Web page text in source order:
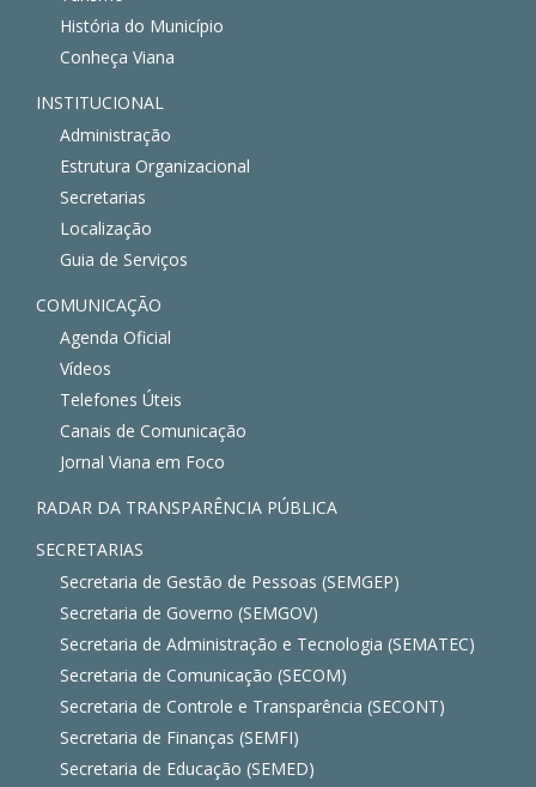
História do Município
Conheça Viana
INSTITUCIONAL
Administração
Estrutura Organizacional
Secretarias
Localização
Guia de Serviços
COMUNICAÇÃO
Agenda Oficial
Vídeos
Telefones Úteis
Canais de Comunicação
Jornal Viana em Foco
RADAR DA TRANSPARÊNCIA PÚBLICA
SECRETARIAS
Secretaria de Gestão de Pessoas (SEMGEP)
Secretaria de Governo (SEMGOV)
Secretaria de Administração e Tecnologia (SEMATEC)
Secretaria de Comunicação (SECOM)
Secretaria de Controle e Transparência (SECONT)
Secretaria de Finanças (SEMFI)
Secretaria de Educação (SEMED)